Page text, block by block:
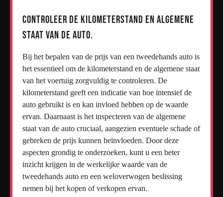
Controleer de kilometerstand en algemene
staat van de auto.
Bij het bepalen van de prijs van een tweedehands auto is
het essentieel om de kilometerstand en de algemene staat
van het voertuig zorgvuldig te controleren. De
kilometerstand geeft een indicatie van hoe intensief de
auto gebruikt is en kan invloed hebben op de waarde
ervan. Daarnaast is het inspecteren van de algemene
staat van de auto cruciaal, aangezien eventuele schade of
gebreken de prijs kunnen beïnvloeden. Door deze
aspecten grondig te onderzoeken, kunt u een beter
inzicht krijgen in de werkelijke waarde van de
tweedehands auto en een weloverwogen beslissing
nemen bij het kopen of verkopen ervan.